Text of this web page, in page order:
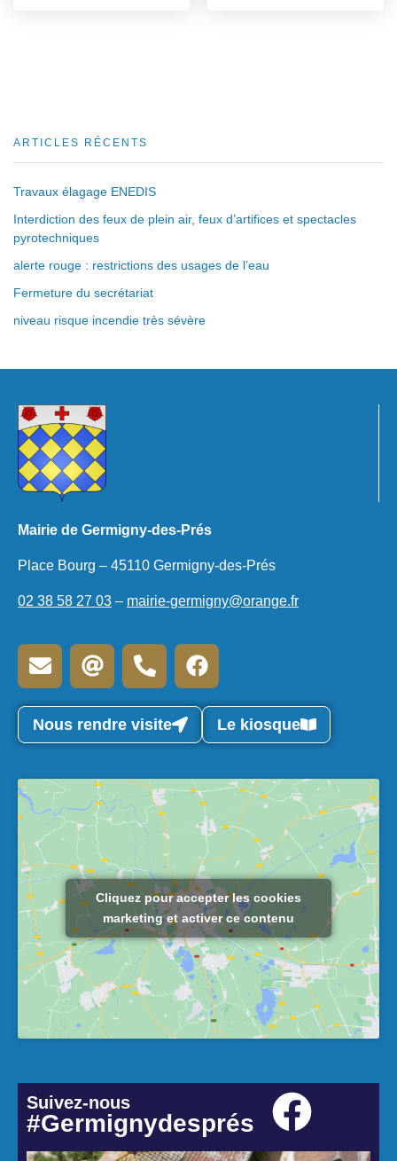
ARTICLES RÉCENTS
Travaux élagage ENEDIS
Interdiction des feux de plein air, feux d’artifices et spectacles
pyrotechniques
alerte rouge : restrictions des usages de l’eau
Fermeture du secrétariat
niveau risque incendie très sévère
Mairie de Germigny-des-Prés
Place Bourg – 45110 Germigny-des-Prés
02 38 58 27 03 – mairie-germigny@orange.fr
Nous rendre visite Le kiosque
Cliquez pour accepter les cookies
marketing et activer ce contenu
Suivez-nous
#Germignydesprés